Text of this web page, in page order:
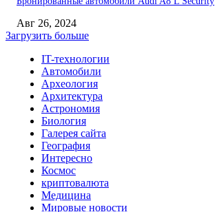
Авг 26, 2024
Загрузить больше
IT-технологии
Автомобили
Археология
Архитектура
Астрономия
Биология
Галерея сайта
География
Интересно
Космос
криптовалюта
Медицина
Мировые новости